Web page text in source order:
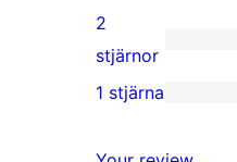
recensioner
3-
stjärniga
recensioner
0
2-
recensioner
2
stjärnor
1 stjärna